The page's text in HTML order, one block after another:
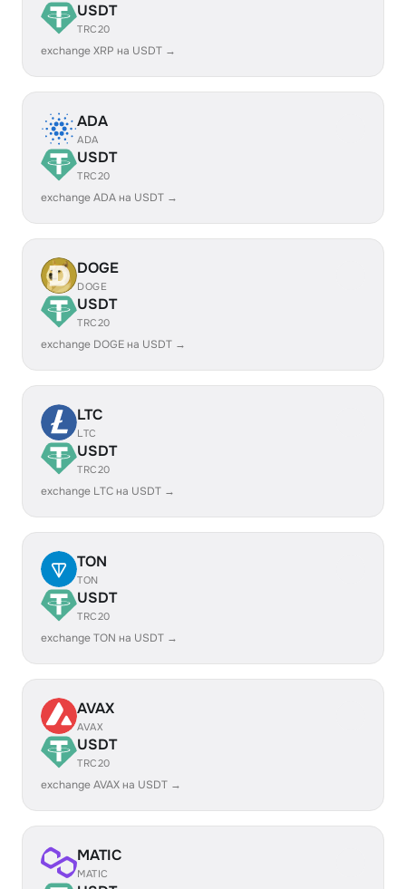
USDT
TRC20
exchange XRP на USDT →
ADA
ADA
USDT
TRC20
exchange ADA на USDT →
DOGE
DOGE
USDT
TRC20
exchange DOGE на USDT →
LTC
LTC
USDT
TRC20
exchange LTC на USDT →
TON
TON
USDT
TRC20
exchange TON на USDT →
AVAX
AVAX
USDT
TRC20
exchange AVAX на USDT →
MATIC
MATIC